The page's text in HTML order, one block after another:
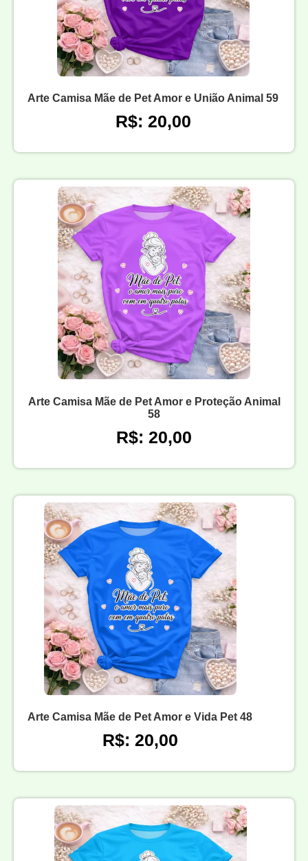
Arte Camisa Mãe de Pet Amor e União Animal 59
R$: 20,00
Arte Camisa Mãe de Pet Amor e Proteção Animal
58
R$: 20,00
Arte Camisa Mãe de Pet Amor e Vida Pet 48
R$: 20,00